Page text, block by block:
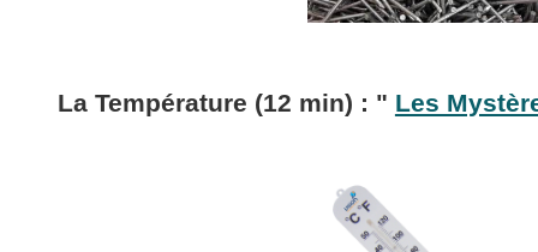
La Température (12 min) : " Les